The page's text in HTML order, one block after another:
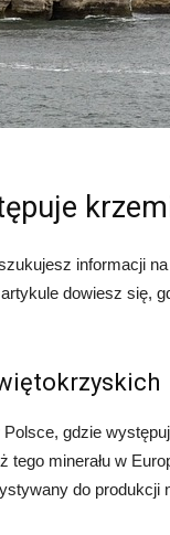
informacji
dowiesz się,
gdzie
tego minerału w
do produkcji